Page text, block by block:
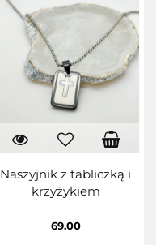
Naszyjnik z tabliczką i
krzyżykiem
69.00